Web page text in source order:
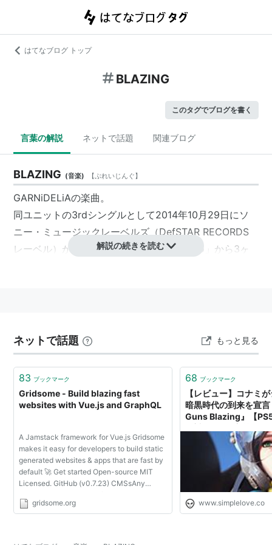
はてなブログ トップ
BLAZING
このタグでブログを書く
言葉の解説 ネットで話題 関連ブログ
BLAZING (音楽) 【ぶれいじんぐ】
GARNiDELiAの楽曲。
同ユニットの3rdシングルとして2014年10月29日にソ
ニー・ミュージックレーベルズ（DefSTAR RECORDS
レーベル）から発売された。前作「grilletto 」から3ヶ
BLAZING
アーティスト:GARNiDELiA
DefSTAR RECORDS
発売日:2014/10/29
メディア:CD
この商品を含むブログ (7件) を見る
BLAZING(初回生産限定盤)(DVD
付)
アーティスト:
DefSTAR RECORDS
解説の続きを読む
ネットで話題 もっと見る
83 ブックマーク
Gridsome - Build blazing fast
websites with Vue.js and GraphQL
A Jamstack framework for Vue.js Gridsome
makes it easy for developers to build static
generated websites & apps that are fast by
default 🚀 Get started Open-source MIT
Licensed. GitHub (v0.7.23) CMSsAny
Drupal, Sanity.io, etc. DataAny APIs,
gridsome.org
68 ブックマーク
【レビュー】コナミ
暗黒時代の到来を宣
Guns Blazing』【
www.simplelove.co